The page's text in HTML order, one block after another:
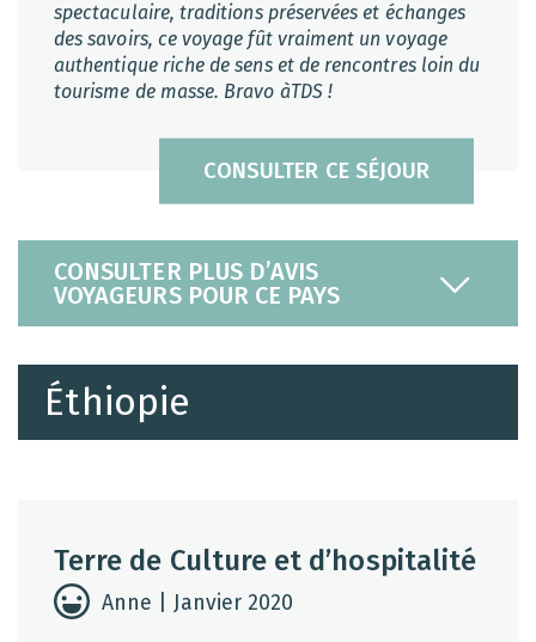
CONSULTER CE SÉJOUR
spectaculaire, traditions préservées et échanges
des savoirs, ce voyage fût vraiment un voyage
authentique riche de sens et de rencontres loin du
tourisme de masse. Bravo àTDS !
CONSULTER PLUS D’AVIS
VOYAGEURS POUR CE PAYS
Éthiopie
Terre de Culture et d’hospitalité
Anne | Janvier 2020